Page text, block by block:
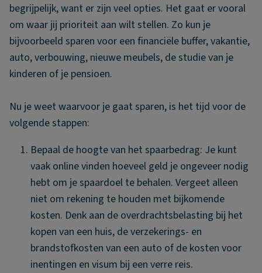
begrijpelijk, want er zijn veel opties. Het gaat er vooral
om waar jij prioriteit aan wilt stellen. Zo kun je
bijvoorbeeld sparen voor een financiële buffer, vakantie,
auto, verbouwing, nieuwe meubels, de studie van je
kinderen of je pensioen.
Nu je weet waarvoor je gaat sparen, is het tijd voor de
volgende stappen:
Bepaal de hoogte van het spaarbedrag: Je kunt
vaak online vinden hoeveel geld je ongeveer nodig
hebt om je spaardoel te behalen. Vergeet alleen
niet om rekening te houden met bijkomende
kosten. Denk aan de overdrachtsbelasting bij het
kopen van een huis, de verzekerings- en
brandstofkosten van een auto of de kosten voor
inentingen en visum bij een verre reis.